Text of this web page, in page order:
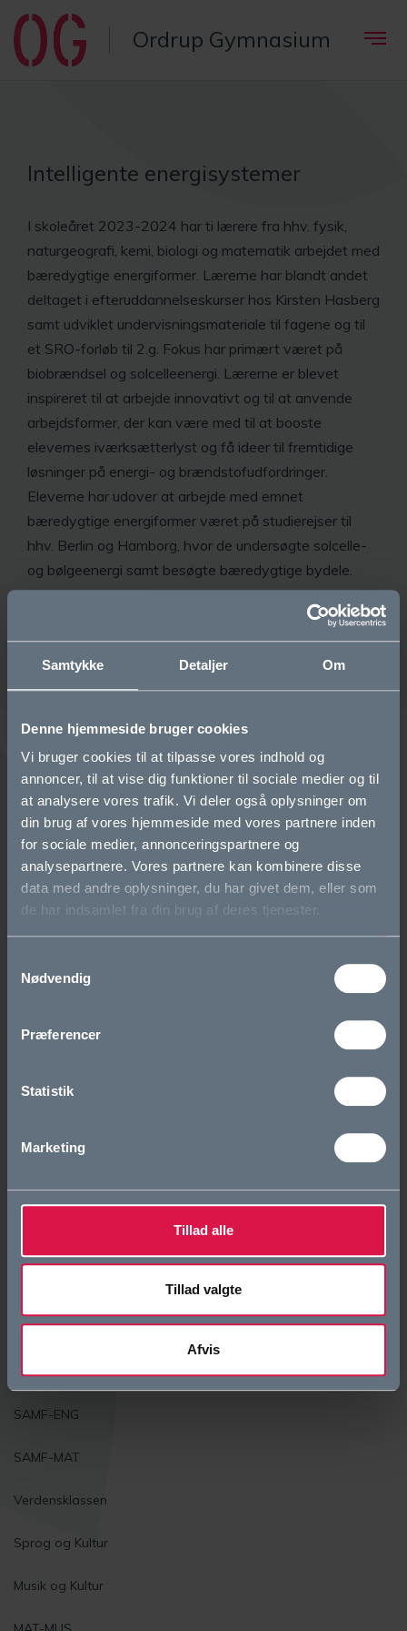
Samtykke Detaljer Om
Denne hjemmeside bruger cookies
Vi bruger cookies til at tilpasse vores indhold og
annoncer, til at vise dig funktioner til sociale medier og til
at analysere vores trafik. Vi deler også oplysninger om
din brug af vores hjemmeside med vores partnere inden
for sociale medier, annonceringspartnere og
analysepartnere. Vores partnere kan kombinere disse
data med andre oplysninger, du har givet dem, eller som
de har indsamlet fra din brug af deres tjenester.
Nødvendig
Præferencer
Statistik
Marketing
Tillad alle
Tillad valgte
Afvis
Ordrup Gymnasium
Intelligente energisystemer
I skoleåret 2023-2024 har ti lærere fra hhv. fysik,
naturgeografi, kemi, biologi og matematik arbejdet med
bæredygtige energiformer. Lærerne har blandt andet
deltaget i efteruddannelseskurser hos Kirsten Hasberg
samt udviklet undervisningsmateriale til fagene og til
et SRO-forløb til 2.g. Fokus har primært været på
biobrændsel og solcelleenergi. Lærerne er blevet
inspireret til at arbejde innovativt og til at anvende
arbejdsformer, der kan være med til at booste
elevernes iværksætterlyst og få ideer til fremtidige
løsninger på energi- og brændstofudfordringer.
Eleverne har udover at arbejde med emnet
bæredygtige energiformer været på studierejser til
hhv. Berlin og Hamborg, hvor de undersøgte solcelle-
og bølgeenergi samt besøgte bæredygtige bydele.
Her kan du se en lille film om det spændende projekt.
Bliv elev
Eliteidræt
Den første tid i gymnasiet
Elevfællesskaber
Om OG
Tilgængelighedserklæring
Whistleblowerordning
Science
Krop og Natur
SAMF-ENG
SAMF-MAT
Verdensklassen
Sprog og Kultur
Musik og Kultur